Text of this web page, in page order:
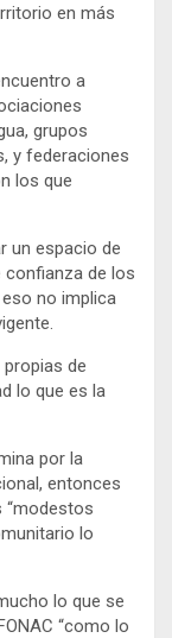
en más
a
grupos
y federaciones
los que
un espacio de
confianza de los
no implica
de
lo que es la
por la
entonces
“modestos
lo
lo que se
“como lo